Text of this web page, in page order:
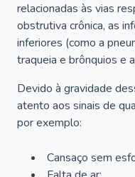
relacionadas às vias
obstrutiva crônica, as
inferiores (como a
traqueia e brônquios e
Devido à gravidade
atento aos sinais de
por exemplo:
Cansaço sem